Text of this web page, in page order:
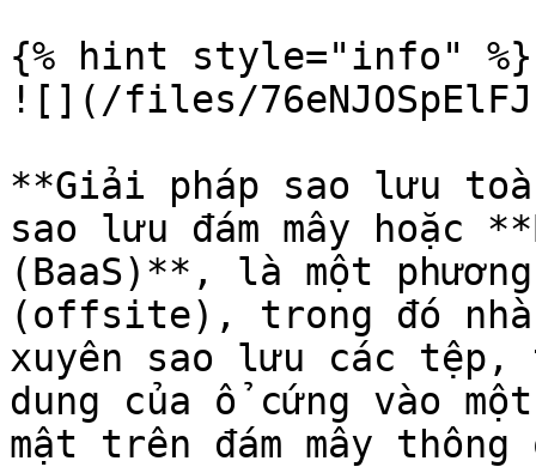
{% hint style="info" %}
![](/files/
**Giải pháp sao lưu
sao lưu đám mây hoặc
(BaaS)**, là một
(offsite), trong đó nhà
xuyên sao lưu các tệp,
dung của ổ cứng vào
mật trên đám mây